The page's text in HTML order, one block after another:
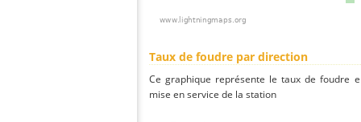
Taux de foudre par direction
Ce graphique représente le taux de foudre
mise en service de la station